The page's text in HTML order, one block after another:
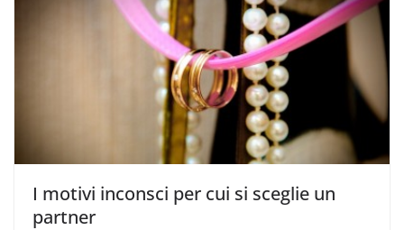
I motivi inconsci per cui si sceglie un
partner